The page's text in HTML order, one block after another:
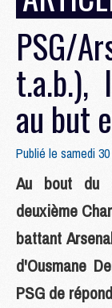
PSG/
t.a.b.),
au but
Publié le samedi
Au bout du
deuxième
battant
d'Ousmane
PSG de